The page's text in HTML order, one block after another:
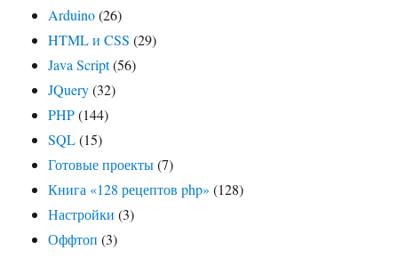
Arduino(26)
HTML и CSS (29)
Java Script(56)
JQuery(32)
PHP(144)
SQL(15)
Готовые проекты(7)
Книга «128 рецептов php» (128)
Настройки (3)
Оффтоп (3)